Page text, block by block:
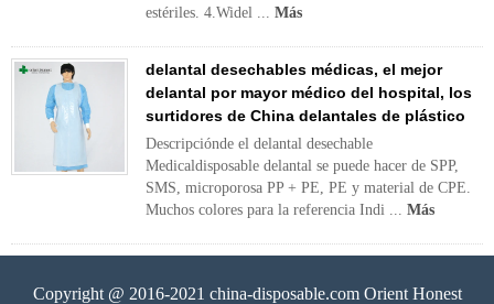
estériles. 4.Widel ... Más
delantal desechables médicas, el mejor
delantal por mayor médico del hospital, los
surtidores de China delantales de plástico
Descripciónde el delantal desechable
Medicaldisposable delantal se puede hacer de SPP,
SMS, microporosa PP + PE, PE y material de CPE.
Muchos colores para la referencia Indi ... Más
Copyright @ 2016-2021 china-disposable.com Orient Honest